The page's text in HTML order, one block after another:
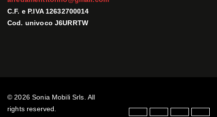
C.F. e P.IVA 12632700014
Cod. univoco J6URRTW
© 2026 Sonia Mobili Srls. All
rights reserved.